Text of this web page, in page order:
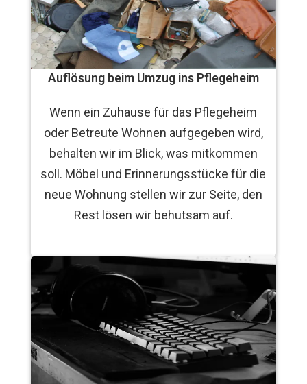
Auflösung beim Umzug ins Pflegeheim
Wenn ein Zuhause für das Pflegeheim
oder Betreute Wohnen aufgegeben wird,
behalten wir im Blick, was mitkommen
soll. Möbel und Erinnerungsstücke für die
neue Wohnung stellen wir zur Seite, den
Rest lösen wir behutsam auf.